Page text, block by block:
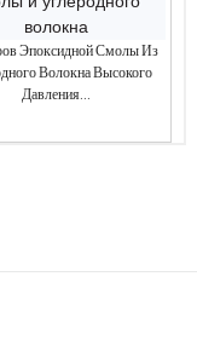
Эпоксидной Смолы Из
Волокна Высокого
Давления...